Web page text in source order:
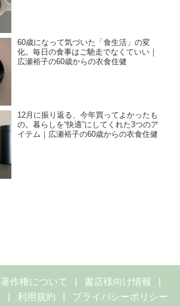
60歳になって気づいた「食生活」の変
化。毎日の食事はご馳走でなくていい｜
広瀬裕子の60歳からの衣食住健
12月に振り返る、今年買ってよかったも
の。暮らしを“快適”にしてくれた3つのア
イテム｜広瀬裕子の60歳からの衣食住健
著作権について
書店様向け情報
利用規約 プライバシーポリシー